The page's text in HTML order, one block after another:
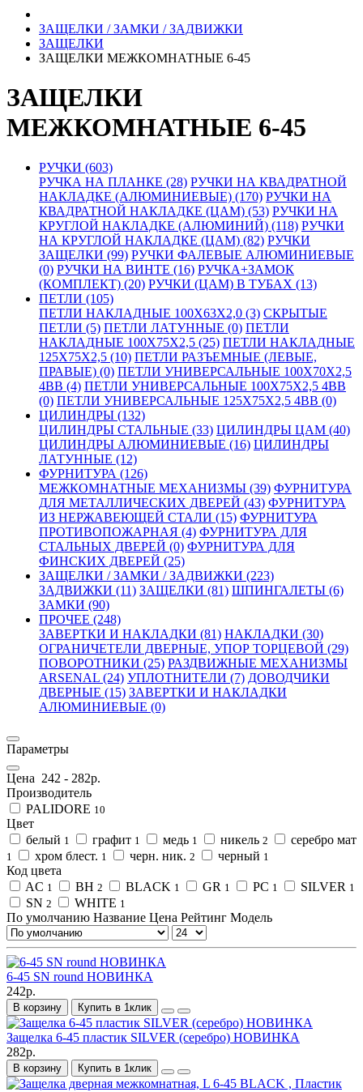
ЗАЩЕЛКИ / ЗАМКИ / ЗАДВИЖКИ
ЗАЩЕЛКИ
ЗАЩЕЛКИ МЕЖКОМНАТНЫЕ 6-45
ЗАЩЕЛКИ
МЕЖКОМНАТНЫЕ 6-45
РУЧКИ (603)
РУЧКА НА ПЛАНКЕ (28) РУЧКИ НА КВАДРАТНОЙ
НАКЛАДКЕ (АЛЮМИНИЕВЫЕ) (170) РУЧКИ НА
КВАДРАТНОЙ НАКЛАДКЕ (ЦАМ) (53) РУЧКИ НА
КРУГЛОЙ НАКЛАДКЕ (АЛЮМИНИЙ) (118) РУЧКИ
НА КРУГЛОЙ НАКЛАДКЕ (ЦАМ) (82) РУЧКИ
ЗАЩЕЛКИ (99) РУЧКИ ФАЛЕВЫЕ АЛЮМИНИЕВЫЕ
(0) РУЧКИ НА ВИНТЕ (16) РУЧКА+ЗАМОК
(КОМПЛЕКТ) (20) РУЧКИ (ЦАМ) В ТУБАХ (13)
ПЕТЛИ (105)
ПЕТЛИ НАКЛАДНЫЕ 100Х63Х2,0 (3) СКРЫТЫЕ
ПЕТЛИ (5) ПЕТЛИ ЛАТУННЫЕ (0) ПЕТЛИ
НАКЛАДНЫЕ 100Х75Х2,5 (25) ПЕТЛИ НАКЛАДНЫЕ
125Х75Х2,5 (10) ПЕТЛИ РАЗЪЕМНЫЕ (ЛЕВЫЕ,
ПРАВЫЕ) (0) ПЕТЛИ УНИВЕРСАЛЬНЫЕ 100Х70Х2,5
4BB (4) ПЕТЛИ УНИВЕРСАЛЬНЫЕ 100Х75Х2,5 4BB
(0) ПЕТЛИ УНИВЕРСАЛЬНЫЕ 125Х75Х2,5 4BB (0)
ЦИЛИНДРЫ (132)
ЦИЛИНДРЫ СТАЛЬНЫЕ (33) ЦИЛИНДРЫ ЦАМ (40)
ЦИЛИНДРЫ АЛЮМИНИЕВЫЕ (16) ЦИЛИНДРЫ
ЛАТУННЫЕ (12)
ФУРНИТУРА (126)
МЕЖКОМНАТНЫЕ МЕХАНИЗМЫ (39) ФУРНИТУРА
ДЛЯ МЕТАЛЛИЧЕСКИХ ДВЕРЕЙ (43) ФУРНИТУРА
ИЗ НЕРЖАВЕЮЩЕЙ СТАЛИ (15) ФУРНИТУРА
ПРОТИВОПОЖАРНАЯ (4) ФУРНИТУРА ДЛЯ
СТАЛЬНЫХ ДВЕРЕЙ (0) ФУРНИТУРА ДЛЯ
ФИНСКИХ ДВЕРЕЙ (25)
ЗАЩЕЛКИ / ЗАМКИ / ЗАДВИЖКИ (223)
ЗАДВИЖКИ (11) ЗАЩЕЛКИ (81) ШПИНГАЛЕТЫ (6)
ЗАМКИ (90)
ПРОЧЕЕ (248)
ЗАВЕРТКИ И НАКЛАДКИ (81) НАКЛАДКИ (30)
ОГРАНИЧЕТЕЛИ ДВЕРНЫЕ, УПОР ТОРЦЕВОЙ (29)
ПОВОРОТНИКИ (25) РАЗДВИЖНЫЕ МЕХАНИЗМЫ
ARSENAL (24) УПЛОТНИТЕЛИ (7) ДОВОДЧИКИ
ДВЕРНЫЕ (15) ЗАВЕРТКИ И НАКЛАДКИ
АЛЮМИНИЕВЫЕ (0)
Параметры
Цена 242 - 282р.
Производитель
PALIDORE 10
Цвет
белый 1 графит 1 медь 1 никель 2 серебро мат
1 хром блест. 1 черн. ник. 2 черный 1
Код цвета
AC 1 BH 2 BLACK 1 GR 1 PC 1 SILVER 1
SN 2 WHITE 1
По умолчанию Название Цена Рейтинг Модель
6-45 SN round НОВИНКА
242р.
В корзину Купить в 1клик
Защелка 6-45 пластик SILVER (серебро) НОВИНКА
282р.
В корзину Купить в 1клик